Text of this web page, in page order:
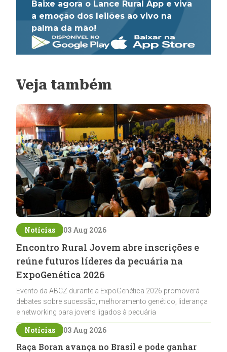
Baixe agora o Lance Rural App e viva
a emoção dos leilões ao vivo na
palma da mão!
Veja também
Notícias 03 Aug 2026
Encontro Rural Jovem abre inscrições e
reúne futuros líderes da pecuária na
ExpoGenética 2026
Evento da ABCZ durante a ExpoGenética 2026 promoverá
debates sobre sucessão, melhoramento genético, liderança
e networking para jovens ligados à pecuária
Notícias 03 Aug 2026
Raça Boran avança no Brasil e pode ganhar